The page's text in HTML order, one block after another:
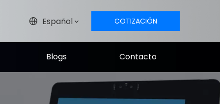
Español
COTIZACIÓN
GRATIS
Blogs Contacto